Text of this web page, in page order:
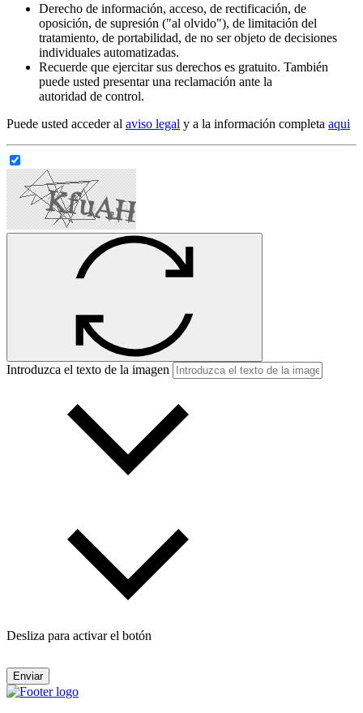
Derecho de información, acceso, de rectificación, de
oposición, de supresión ("al olvido"), de limitación del
tratamiento, de portabilidad, de no ser objeto de decisiones
individuales automatizadas.
Recuerde que ejercitar sus derechos es gratuito. También
puede usted presentar una reclamación ante la
autoridad de control.
Puede usted acceder al aviso legal y a la información completa aqui
Introduzca el texto de la imagen
Desliza para activar el botón
Enviar